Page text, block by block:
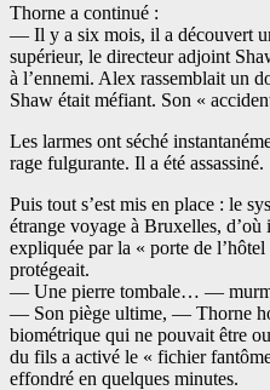
Thorne a continué :
— Il y a six mois, il a découvert
supérieur, le directeur adjoint
à l’ennemi. Alex rassemblait un
Shaw était méfiant. Son «
Les larmes ont séché
rage fulgurante. Il a été assassiné.
Puis tout s’est mis en place : le
étrange voyage à Bruxelles,
expliquée par la « porte de
protégeait.
— Une pierre tombale… —
— Son piège ultime, — Thorne
biométrique qui ne pouvait être
du fils a activé le « fichier
effondré en quelques minutes.